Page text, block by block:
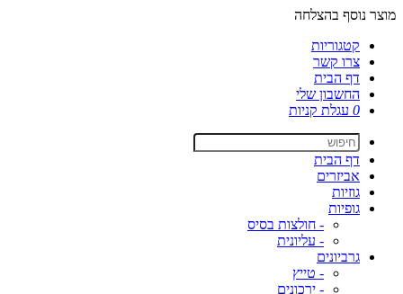
מוצר נוסף בהצלחה
קטגוריות
צרו קשר
דף הבית
החשבון שלי
0 עגלת קניות
דף הבית
אביזרים
גוזיות
גופיות
- חולצות בסיס
- עליונית
גרביונים
- טייץ
- ירכונים